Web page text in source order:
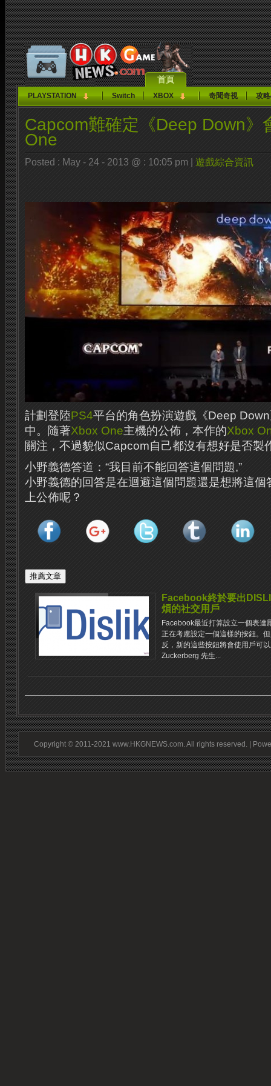
首頁
PLAYSTATION Switch XBOX 奇聞奇視 攻
Capcom難確定《Deep Down》
One
Posted : May - 24 - 2013 @ : 10:05 pm | 遊戲綜合資訊
計劃登陸PS4平台的角色扮演遊戲《Deep
中。隨著Xbox One主機的公佈，本作的Xbox
關注，不過貌似Capcom自己都沒有想好是否製
小野義德答道：“我目前不能回答這個問題,”
小野義德的回答是在迴避這個問題還是想將這個
上公佈呢？
Facebook終於要出
煩的社交用戶
Facebook最近打算設立一個表
正在考慮設定一個這樣的按鈕。
反，新​​的這些按鈕將會使用戶可
Zuckerberg 先生...
Copyright © 2011-2021 www.HKGNEWS.com. All rights reserved. |